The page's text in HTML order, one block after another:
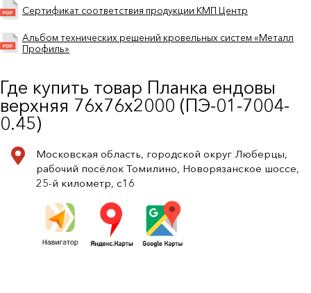
Сертификат соответствия продукции КМП Центр
Альбом технических решений кровельных систем «Металл
Профиль»
Где купить товар Планка ендовы
верхняя 76х76х2000 (ПЭ-01-7004-
0.45)
Московская область, городской округ Люберцы,
рабочий посёлок Томилино, Новорязанское шоссе,
25-й километр, с16